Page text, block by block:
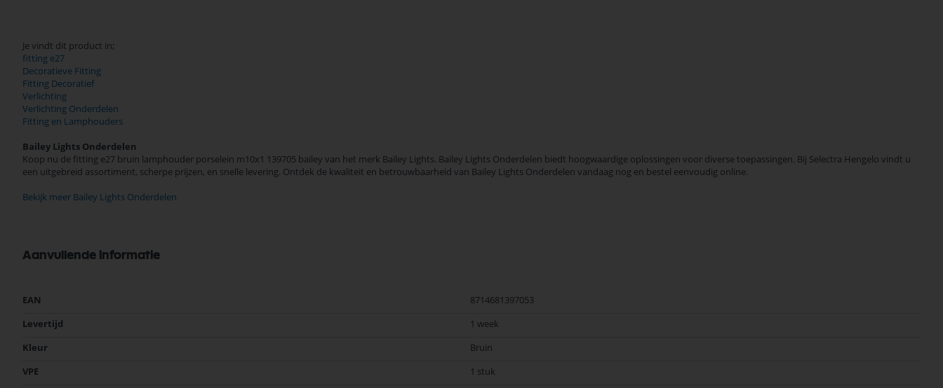
Je vindt dit product in;
fitting e27
Decoratieve Fitting
Fitting Decoratief
Verlichting
Verlichting Onderdelen
Fitting en Lamphouders
Bailey Lights Onderdelen
Koop nu de fitting e27 bruin lamphouder porselein m10x1 139705 bailey van het merk Bailey Lights. Bailey Lights Onderdelen biedt hoogwaardige oplossingen voor diverse toepassingen. Bij Selectra Hengelo vindt u
een uitgebreid assortiment, scherpe prijzen, en snelle levering. Ontdek de kwaliteit en betrouwbaarheid van Bailey Lights Onderdelen vandaag nog en bestel eenvoudig online.
Bekijk meer Bailey Lights Onderdelen
Aanvullende informatie
Meer
EAN
8714681397053
Levertijd
1 week
Kleur
Bruin
VPE
1 stuk